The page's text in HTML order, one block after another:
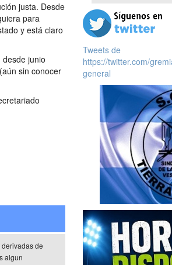
justa. Desde
para
y está claro
junio
sin conocer
de
algun
Tweets de
https://twitter.com/
general